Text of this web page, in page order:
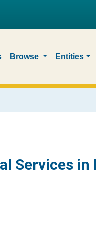
Browse Entities
Services in